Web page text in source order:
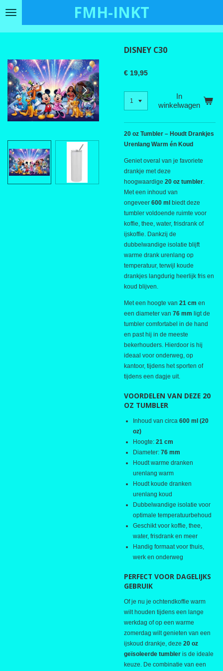
Ga
FMH-INKT
DISNEY C30
€ 19,95
In
winkelwagen
20 oz Tumbler – Houdt Drankjes
Urenlang Warm én Koud
Geniet overal van je favoriete
drankje met deze
hoogwaardige 20 oz tumbler.
Met een inhoud van
ongeveer 600 ml biedt deze
tumbler voldoende ruimte voor
koffie, thee, water, frisdrank of
ijskoffie. Dankzij de
dubbelwandige isolatie blijft
warme drank urenlang op
temperatuur, terwijl koude
drankjes langdurig heerlijk fris en
koud blijven.
Met een hoogte van 21 cm en
een diameter van 76 mm ligt de
tumbler comfortabel in de hand
en past hij in de meeste
bekerhouders. Hierdoor is hij
ideaal voor onderweg, op
kantoor, tijdens het sporten of
tijdens een dagje uit.
VOORDELEN VAN DEZE 20
OZ TUMBLER
Inhoud van circa 600 ml (20
oz)
Hoogte: 21 cm
Diameter: 76 mm
Houdt warme dranken
urenlang warm
Houdt koude dranken
urenlang koud
Dubbelwandige isolatie voor
optimale temperatuurbehoud
Geschikt voor koffie, thee,
water, frisdrank en meer
Handig formaat voor thuis,
werk en onderweg
PERFECT VOOR DAGELIJKS
GEBRUIK
Of je nu je ochtendkoffie warm
wilt houden tijdens een lange
werkdag of op een warme
zomerdag wilt genieten van een
ijskoud drankje, deze 20 oz
geïsoleerde tumbler is de ideale
keuze. De combinatie van een